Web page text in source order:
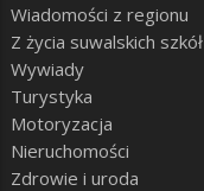
Wiadomości z regionu
Z życia suwalskich szkół
Wywiady
Turystyka
Motoryzacja
Nieruchomości
Zdrowie i uroda